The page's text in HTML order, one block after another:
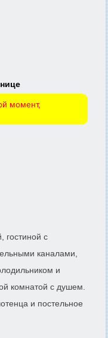
момент,
гостиной с
каналами,
и
комнатой с душем.
и постельное